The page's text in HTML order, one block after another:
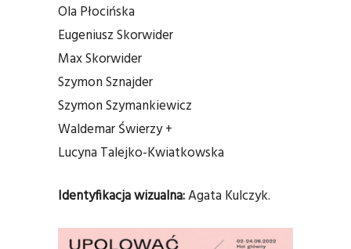
Ola Płocińska
Eugeniusz Skorwider
Max Skorwider
Szymon Sznajder
Szymon Szymankiewicz
Waldemar Świerzy +
Lucyna Talejko-Kwiatkowska
Identyfikacja wizualna:Agata Kulczyk.